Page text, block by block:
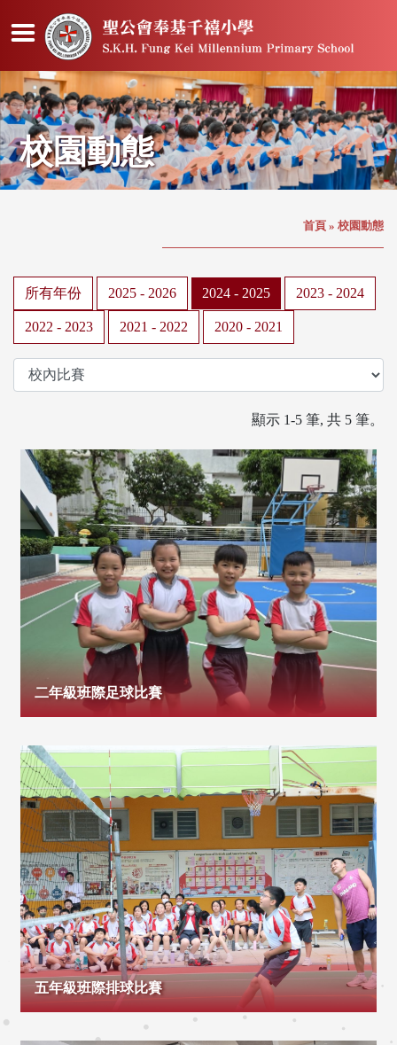
校園動態
首頁 » 校園動態
所有年份 2025 - 2026 2024 - 2025 2023 - 2024
2022 - 2023 2021 - 2022 2020 - 2021
顯示 1-5 筆, 共 5 筆。
二年級班際足球比賽
五年級班際排球比賽